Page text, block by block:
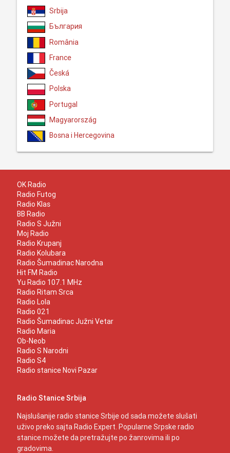
Srbija
България
România
France
Česká
Polska
Portugal
Magyarország
Bosna i Hercegovina
OK Radio
Radio Futog
Radio Klas
BB Radio
Radio S Južni
Moj Radio
Radio Krupanj
Radio Kolubara
Radio Šumadinac Narodna
Hit FM Radio
Yu Radio 107.1 MHz
Radio Ritam Srca
Radio Lola
Radio 021
Radio Šumadinac Južni Vetar
Radio Maria
Ob-Neob
Radio S Narodni
Radio S4
Radio stanice Novi Pazar
Radio Stanice Srbija
Najslušanije radio stanice Srbije od sada možete slušati
uživo preko sajta Radio Expert. Popularne Srpske radio
stanice možete da pretražujte po žanrovima ili po
gradovima.